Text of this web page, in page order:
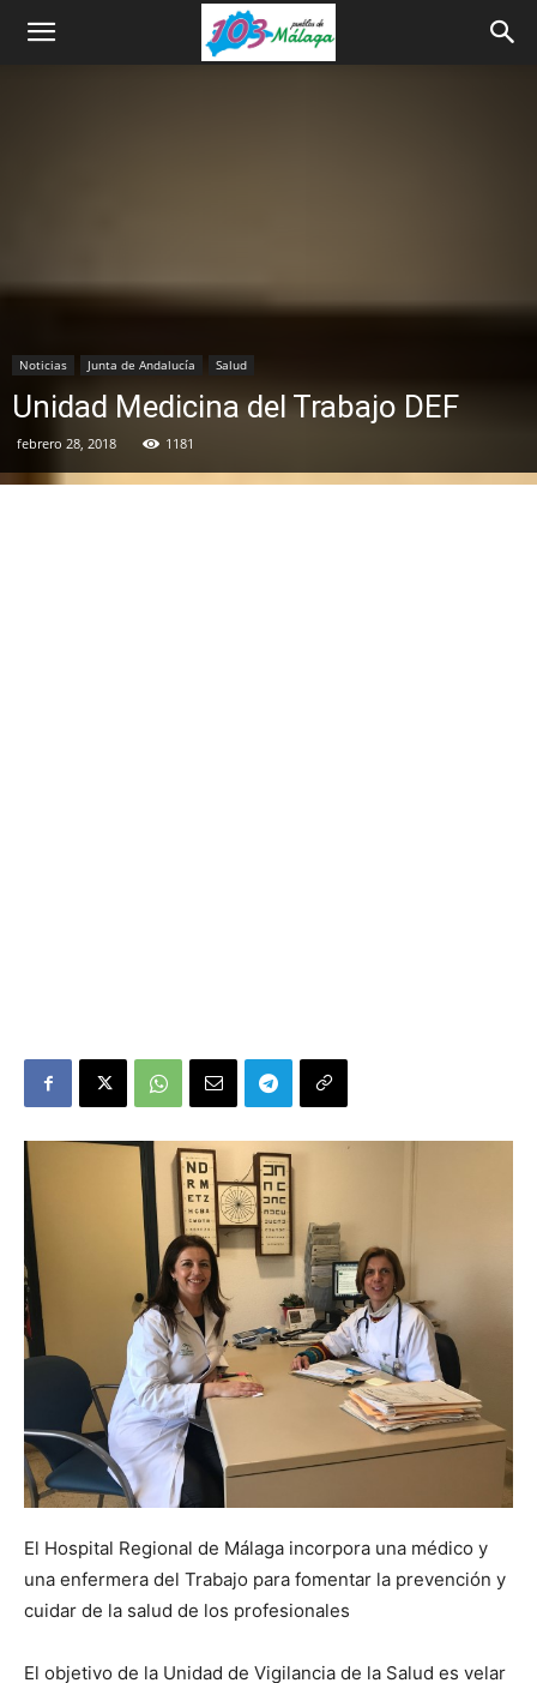
Noticias Junta de Andalucía Salud
Unidad Medicina del Trabajo DEF
febrero 28, 2018 1181
El Hospital Regional de Málaga incorpora una médico y
una enfermera del Trabajo para fomentar la prevención y
cuidar de la salud de los profesionales
El objetivo de la Unidad de Vigilancia de la Salud es velar